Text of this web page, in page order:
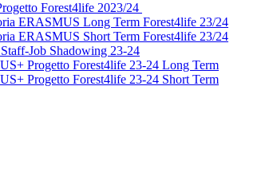
Forest4life 2023/24
ERASMUS Long Term Forest4life 23/24
ERASMUS Short Term Forest4life 23/24
Job Shadowing 23-24
Progetto Forest4life 23-24 Long Term
Progetto Forest4life 23-24 Short Term